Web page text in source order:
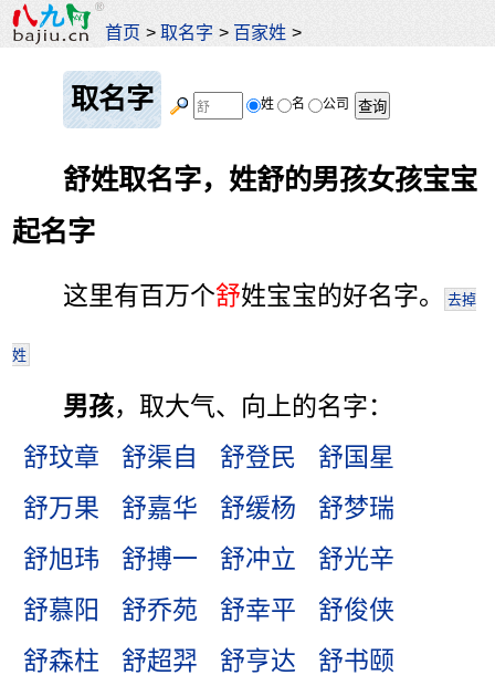
首页 >取名字 > 百家姓 >
取名字 姓 名 公司
舒姓取名字，姓舒的男孩女孩宝宝
起名字
这里有百万个舒姓宝宝的好名字。 去掉
姓
男孩，取大气、向上的名字：
舒玟章
舒渠自 舒登民
舒国星
舒万果
舒嘉华 舒缓杨
舒梦瑞
舒旭玮
舒搏一 舒冲立
舒光辛
舒慕阳
舒乔苑 舒幸平
舒俊侠
舒森柱
舒超羿 舒亨达
舒书颐